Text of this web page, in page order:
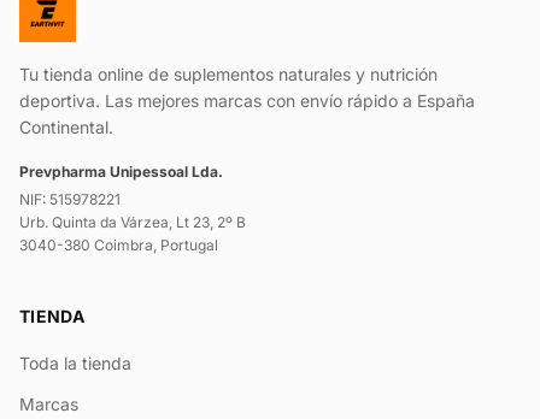
Tu tienda online de suplementos naturales y nutrición
deportiva. Las mejores marcas con envío rápido a España
Continental.
Prevpharma Unipessoal Lda.
NIF: 515978221
Urb. Quinta da Várzea, Lt 23, 2º B
3040-380 Coimbra, Portugal
TIENDA
Toda la tienda
Marcas